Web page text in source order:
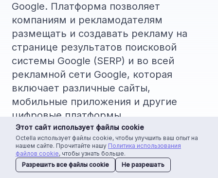
Google. Платформа позволяет
компаниям и рекламодателям
размещать и создавать рекламу на
странице результатов поисковой
системы Google (SERP) и во всей
рекламной сети Google, которая
включает различные сайты,
мобильные приложения и другие
цифровые платформы.
Этот сайт использует файлы cookie
Octella использует файлы cookie, чтобы улучшить ваш опыт на
нашем сайте. Прочитайте нашу Политика использования
файлов cookie, чтобы узнать больше.
Разрешить все файлы cookie
Не разрешать